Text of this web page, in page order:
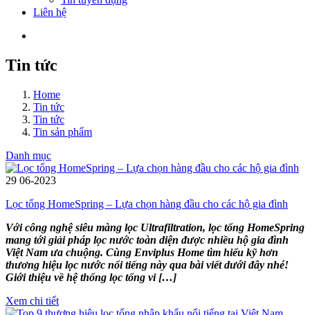
Liên hệ
Tin tức
Home
Tin tức
Tin tức
Tin sản phẩm
Danh mục
29 06-2023
Lọc tổng HomeSpring – Lựa chọn hàng đầu cho các hộ gia đình
Với công nghệ siêu màng lọc Ultrafiltration, lọc tổng HomeSpring
mang tới giải pháp lọc nước toàn diện được nhiều hộ gia đình
Việt Nam ưa chuộng. Cùng Enviplus Home tìm hiểu kỹ hơn
thương hiệu lọc nước nổi tiếng này qua bài viết dưới đây nhé!
Giới thiệu về hệ thống lọc tổng vi […]
Xem chi tiết